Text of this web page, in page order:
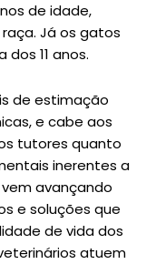
de idade,
Já os gatos
11 anos.
de estimação
e cabe aos
tutores quanto
inerentes a
avançando
e soluções que
de vida dos
atuem